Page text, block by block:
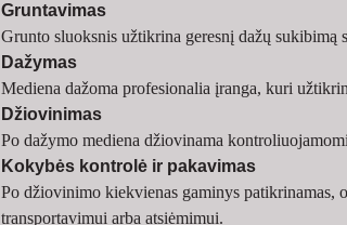
Gruntavimas
Grunto sluoksnis užtikrina geresnį dažų sukibimą
Dažymas
Mediena dažoma profesionalia įranga, kuri
Džiovinimas
Po dažymo mediena džiovinama
Kokybės kontrolė ir pakavimas
Po džiovinimo kiekvienas gaminys patikrinamas,
transportavimui arba atsiėmimui.